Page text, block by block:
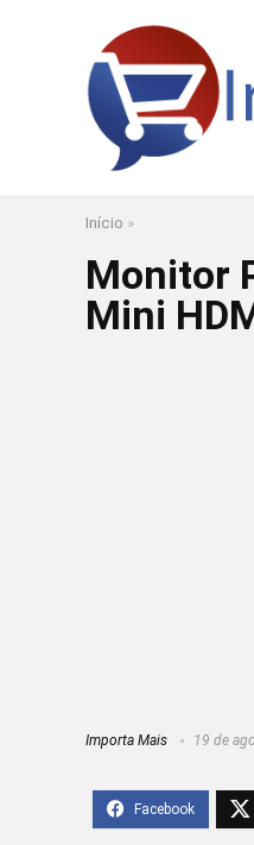
Início »
Monitor
Mini
Importa Mais 19 de